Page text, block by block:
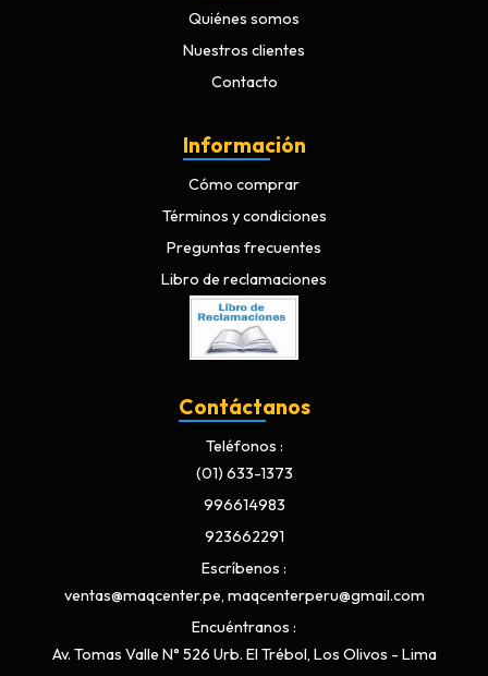
Quiénes somos
Nuestros clientes
Contacto
Información
Cómo comprar
Términos y condiciones
Preguntas frecuentes
Libro de reclamaciones
Contáctanos
Teléfonos
(01) 633-1373
996614983
923662291
Escríbenos
ventas@maqcenter.pe, maqcenterperu@gmail.com
Encuéntranos
Av. Tomas Valle N° 526 Urb. El Trébol, Los Olivos - Lima